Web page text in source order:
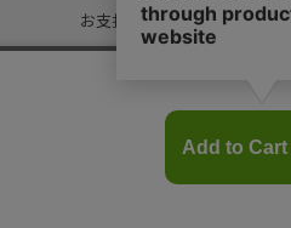
お支払いについて
返品・交換について